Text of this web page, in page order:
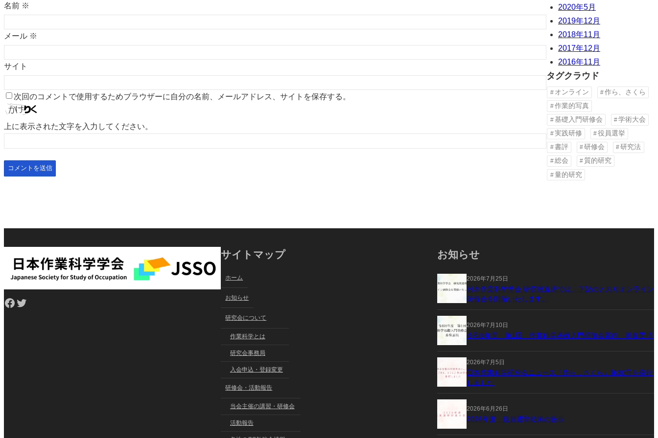
名前 ※
メール ※
サイト
次回のコメントで使用するためブラウザーに自分の名前、メールアドレス、サイトを保存する。
上に表示された文字を入力してください。
2020年5月
2019年12月
2018年11月
2017年12月
2016年11月
タグクラウド
オンライン
作ら、さくら
作業的写真
基礎入門研修会
学術大会
実践研修
役員選挙
書評
研修会
研究法
総会
質的研究
量的研究
Facebook Twitter
サイトマップ
ホーム
お知らせ
研究会について
作業科学とは
研究会事務局
入会申込・登録変更
研修会・活動報告
当会主催の講習・研修会
活動報告
お知らせ
2026年7月25日
日本作業科学学会 研究推進班では、下記のとおりオンライン
研修会を開催いたします。
2026年7月10日
令和8年度 第1回 作業科学基礎入門研修会案内 募集要項
2026年7月5日
日本作業科学研究会ニュース『作ら，さくら』第30号を発行
しました
2026年6月26日
2026年度 役員選挙結果の告示